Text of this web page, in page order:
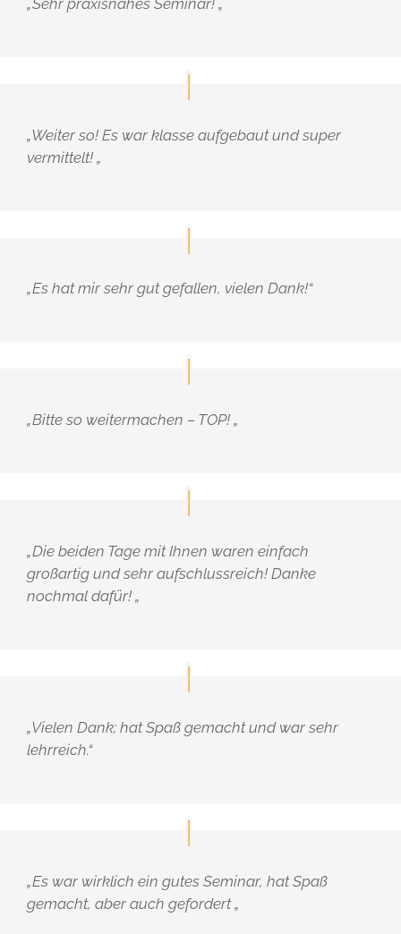
„Weiter so! Es war klasse aufgebaut und super
vermittelt! „
„Es hat mir sehr gut gefallen, vielen Dank!“
„Bitte so weitermachen – TOP! „
„Die beiden Tage mit Ihnen waren einfach
großartig und sehr aufschlussreich! Danke
nochmal dafür! „
„Vielen Dank; hat Spaß gemacht und war sehr
lehrreich.“
„Es war wirklich ein gutes Seminar, hat Spaß
gemacht, aber auch gefordert „